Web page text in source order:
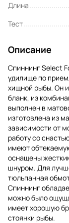
Длина
Тест
Описание
Спиннинг Select
удилище по
хищной рыбы. Он
бланк, из
выполнен в
изготовлена ​​из
зависимости от
работу со
имеют
оснащены
шнуром. Для
тюльпанная
Спиннинг
можно было
имеет хорошую
стоянки рыбы.